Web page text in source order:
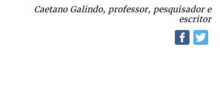
Caetano Galindo, professor, pesquisador e
escritor